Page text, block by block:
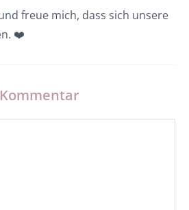
freue mich, dass sich unsere
❤️